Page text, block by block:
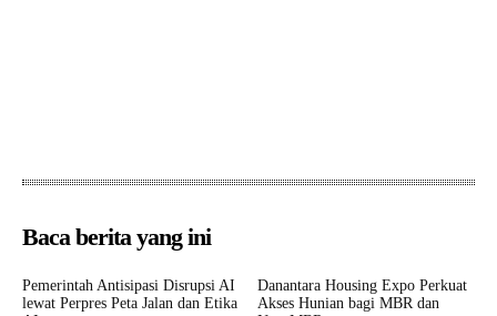
Baca berita yang ini
Pemerintah Antisipasi Disrupsi AI
lewat Perpres Peta Jalan dan Etika
Danantara Housing Expo Perkuat
Akses Hunian bagi MBR dan